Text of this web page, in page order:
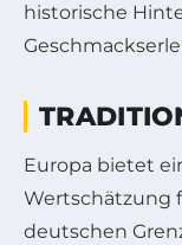
historische
Europa bietet
Wertschätzung
deutschen